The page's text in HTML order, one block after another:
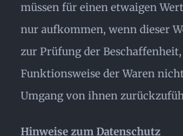
müssen für einen etwaigen
nur aufkommen, wenn dieser
zur Prüfung der
Funktionsweise der Waren
Umgang von ihnen
Hinweise zum Datenschutz